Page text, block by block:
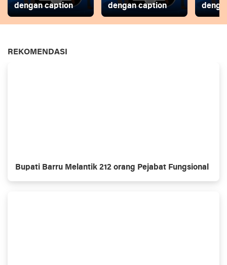
dengan caption
dengan caption
REKOMENDASI
Bupati Barru Melantik 212 orang Pejabat Fungsional